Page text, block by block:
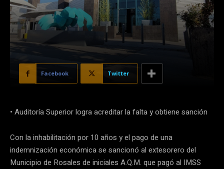
Facebook Twitter
• Auditoría Superior logra acreditar la falta y obtiene sanción
Con la inhabilitación por 10 años y el pago de una
indemnización económica se sancionó al extesorero del
Municipio de Rosales de iniciales A.Q.M. que pagó al IMSS